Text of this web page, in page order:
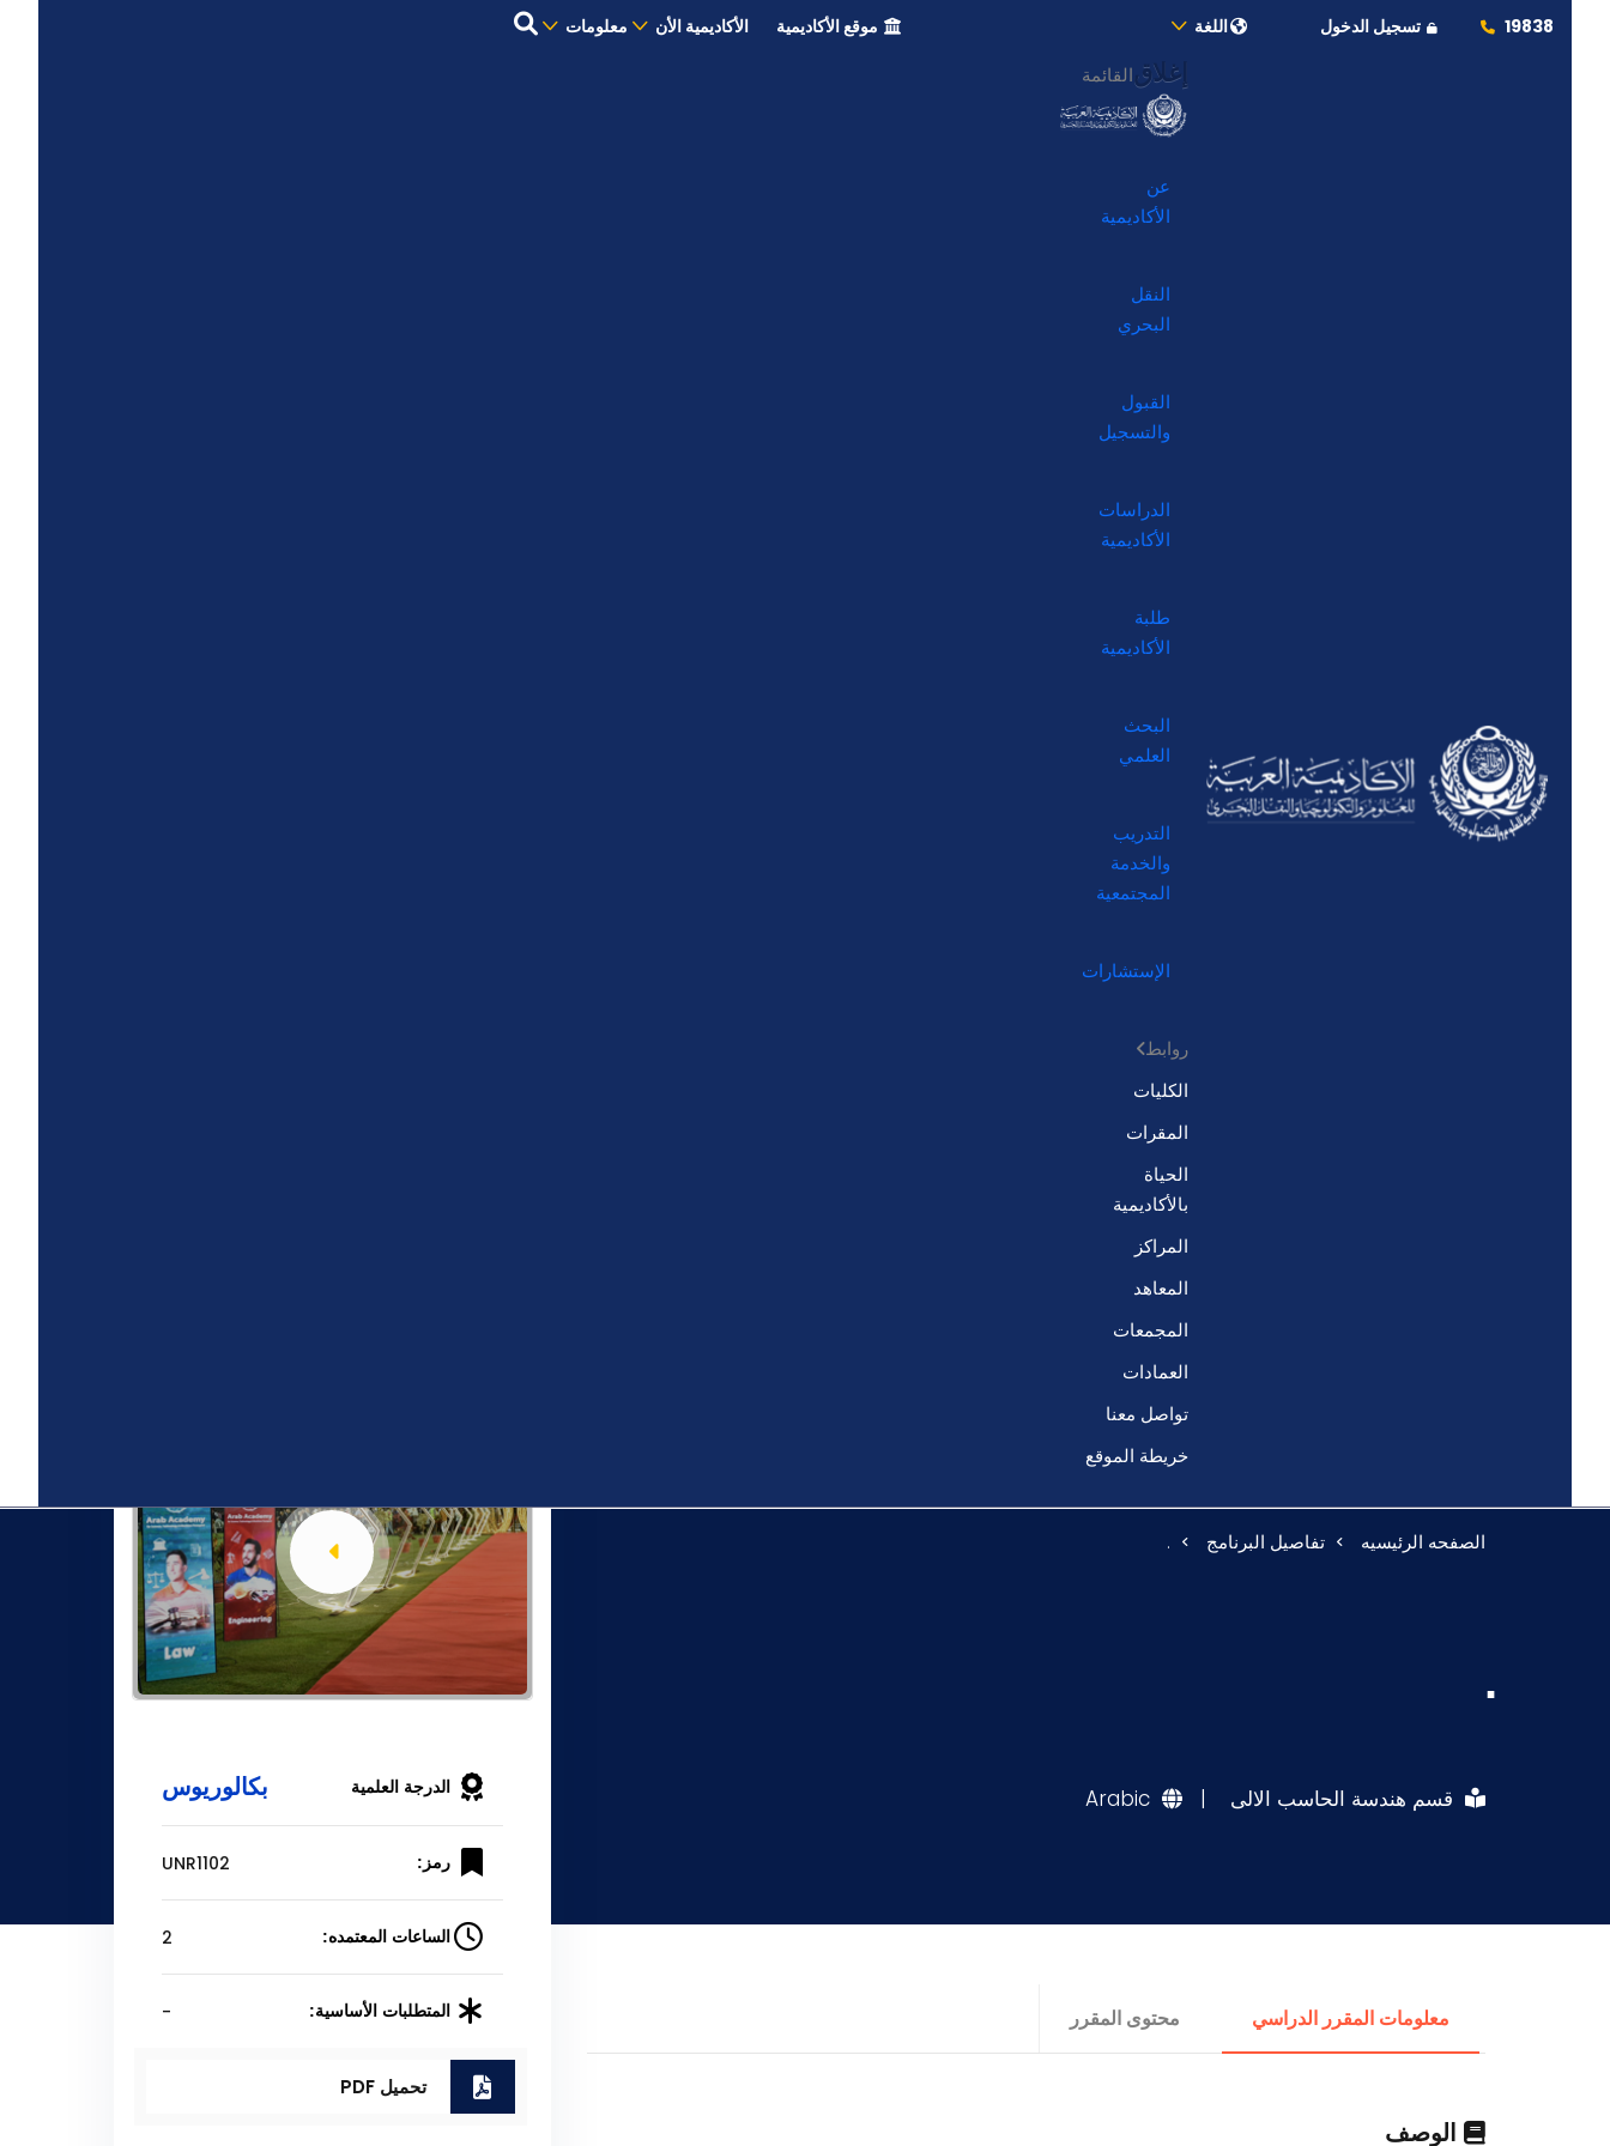
19838 تسجيل الدخول اللغة موقع الأكاديمية الأكاديمية الأن معلومات
إغلاق القائمة
عن
الأكاديمية
النقل
البحري
القبول
والتسجيل
الدراسات
الأكاديمية
طلبة
الأكاديمية
البحث
العلمي
التدريب
والخدمة
المجتمعية
الإستشارات
روابط
الكليات
المقرات
الحياة
بالأكاديمية
المراكز
المعاهد
المجمعات
العمادات
تواصل معنا
خريطة الموقع
الصفحه الرئيسيه تفاصيل البرنامج .
.
قسم هندسة الحاسب الالى |
Arabic
معلومات المقرر الدراسي محتوى المقرر
الوصف
الدرجة العلمية بكالوريوس
رمز: UNR1102
الساعات المعتمده: 2
المتطلبات الأساسية: -
تحميل PDF